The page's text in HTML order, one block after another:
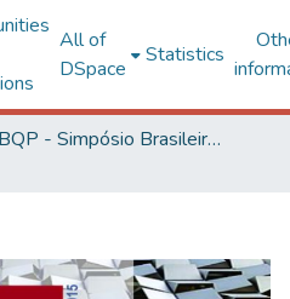
All of
DSpace
Statistics
SBQP - Simpósio Brasileiro de Qualidade do Projeto no Ambiente Construído